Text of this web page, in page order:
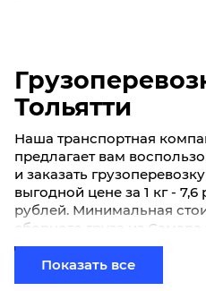
Тольятти
Наша транспортная
предлагает вам
и заказать
выгодной цене за 1 кг - 7,6
рублей. Минимальная
сборного груза из Самара
от 3600 рублей. Если вы
сборной партией по
и у вас возникли
Показать все